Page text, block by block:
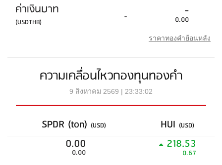
ค่าเงินบาท
(USDTHB) - -
0.00
ราคาทองคำย้อนหลัง
ความเคลื่อนไหวกองทุนทองคำ
9 สิงหาคม 2569 | 23:33:02
SPDR (ton) (USD) HUI (USD)
0.00
0.00
218.53
0.67